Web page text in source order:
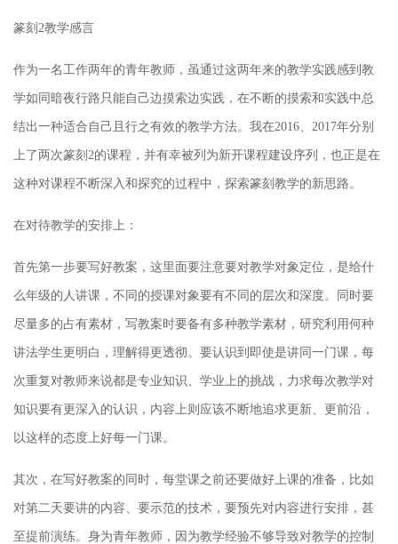
篆刻 2教学感言
作为一名工作两年的青年教师，虽通过这两年来的教学实践感到教
学如同暗夜行路只能自己边摸索边实践，在不断的摸索和实践中总
结出一种适合自己且行之有效的教学方法。我在2016、2017年分别
上了两次篆刻2的课程，并有幸被列为新开课程建设序列，也正是在
这种对课程不断深入和探究的过程中，探索篆刻教学的新思路。
在对待教学的安排上：
首先第一步要写好教案，这里面要注意要对教学对象定位，是给什
么年级的人讲课，不同的授课对象要有不同的层次和深度。同时要
尽量多的占有素材，写教案时要备有多种教学素材，研究利用何种
讲法学生更明白，理解得更透彻。要认识到即使是讲同一门课，每
次重复对教师来说都是专业知识、学业上的挑战，力求每次教学对
知识要有更深入的认识，内容上则应该不断地追求更新、更前沿，
以这样的态度上好每一门课。
其次，在写好教案的同时，每堂课之前还要做好上课的准备，比如
对第二天要讲的内容、要示范的技术，要预先对内容进行安排，甚
至提前演练。身为青年教师，因为教学经验不够导致对教学的控制